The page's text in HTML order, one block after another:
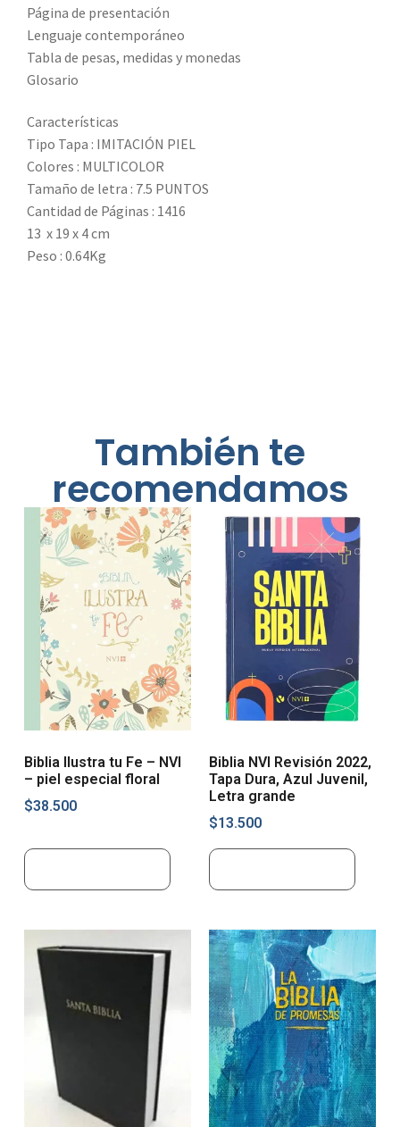
Página de presentación
Lenguaje contemporáneo
Tabla de pesas, medidas y monedas
Glosario
Características
Tipo Tapa : IMITACIÓN PIEL
Colores : MULTICOLOR
Tamaño de letra : 7.5 PUNTOS
Cantidad de Páginas : 1416
13 x 19 x 4 cm
Peso : 0.64Kg
También te
recomendamos
Biblia Ilustra tu Fe – NVI
– piel especial floral
$38.500
Biblia NVI Revisión 2022,
Tapa Dura, Azul Juvenil,
Letra grande
$13.500